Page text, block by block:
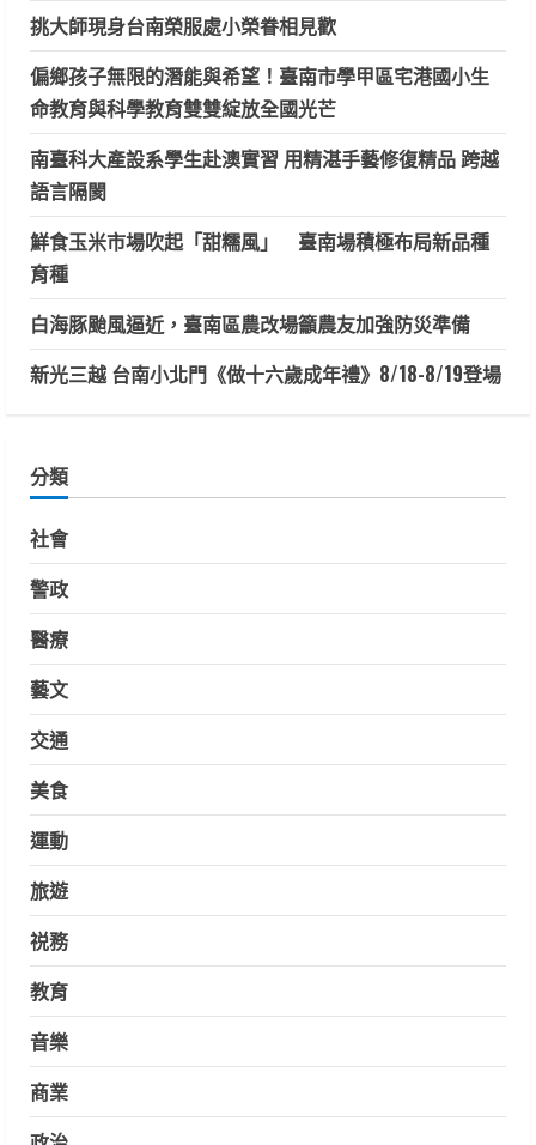
挑大師現身台南榮服處小榮眷相見歡
偏鄉孩子無限的潛能與希望！臺南市學甲區宅港國小生
命教育與科學教育雙雙綻放全國光芒
南臺科大產設系學生赴澳實習 用精湛手藝修復精品 跨越
語言隔閡
鮮食玉米市場吹起「甜糯風」 臺南場積極布局新品種
育種
白海豚颱風逼近，臺南區農改場籲農友加強防災準備
新光三越 台南小北門《做十六歲成年禮》8/18-8/19登場
分類
社會
警政
醫療
藝文
交通
美食
運動
旅遊
祱務
教育
音樂
商業